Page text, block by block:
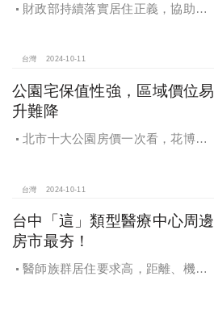
財政部持續落實居住正義，協助經
台灣 2024-10-11
公園宅保值性強，區域價位易
升難降
北市十大公園房價一次看，花博年
台灣 2024-10-11
台中「這」類型醫療中心周邊
房市最夯！
醫師族群居住要求高，距離、機能